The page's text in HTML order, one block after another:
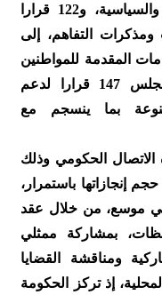
65 قرارا لتحديث المنظومة الإدارية والسياسية، و122 قرارا
ومذكرات التفاهم، إلى
المقدمة للمواطنين
في القطاعات المختلفة، وأصدر المجلس 147 قرارا لدعم
بما ينسجم مع
الاتصال الحكومي وذلك
إنجازاتها باستمرار،
موسع، من خلال عقد
بمشاركة ممثلي
ومناقشة القضايا
إذ تركز الحكومة